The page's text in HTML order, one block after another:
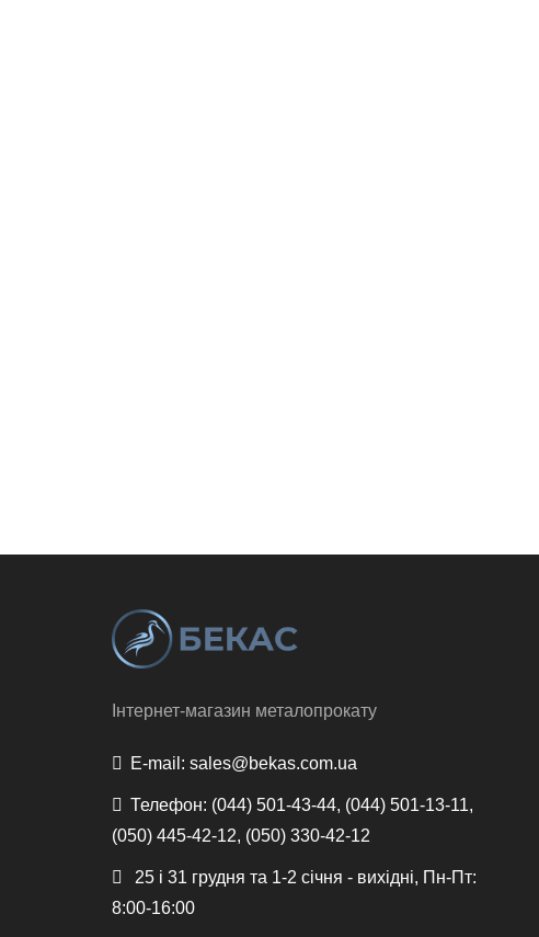
Інтернет-магазин металопрокату
E-mail: sales@bekas.com.ua
Телефон: (044) 501-43-44, (044) 501-13-11,
(050) 445-42-12, (050) 330-42-12
25 і 31 грудня та 1-2 січня - вихідні, Пн-Пт:
8:00-16:00